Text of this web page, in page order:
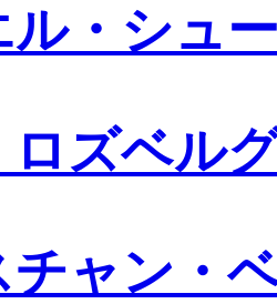
ル・シュ
ロズベル
チャン・